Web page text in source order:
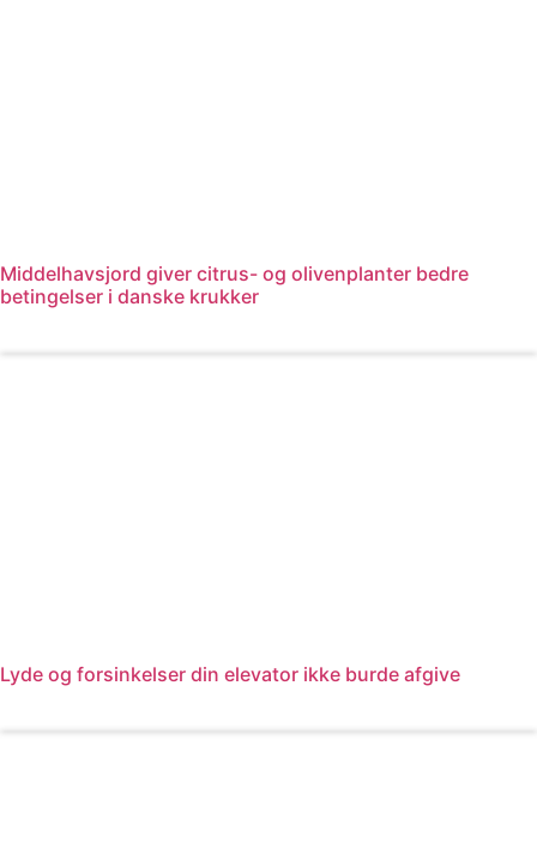
Middelhavsjord giver citrus- og olivenplanter bedre
betingelser i danske krukker
Lyde og forsinkelser din elevator ikke burde afgive